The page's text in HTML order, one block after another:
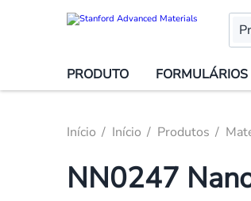
PRODUTO FORMULÁRIOS
Início Início Produtos
NN0247